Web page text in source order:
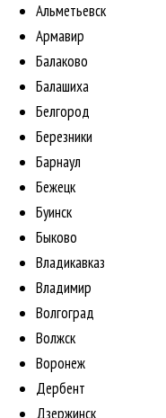
Альметьевск
Армавир
Балаково
Балашиха
Белгород
Березники
Барнаул
Бежецк
Буинск
Быково
Владикавказ
Владимир
Волгоград
Волжск
Воронеж
Дербент
Дзержинск